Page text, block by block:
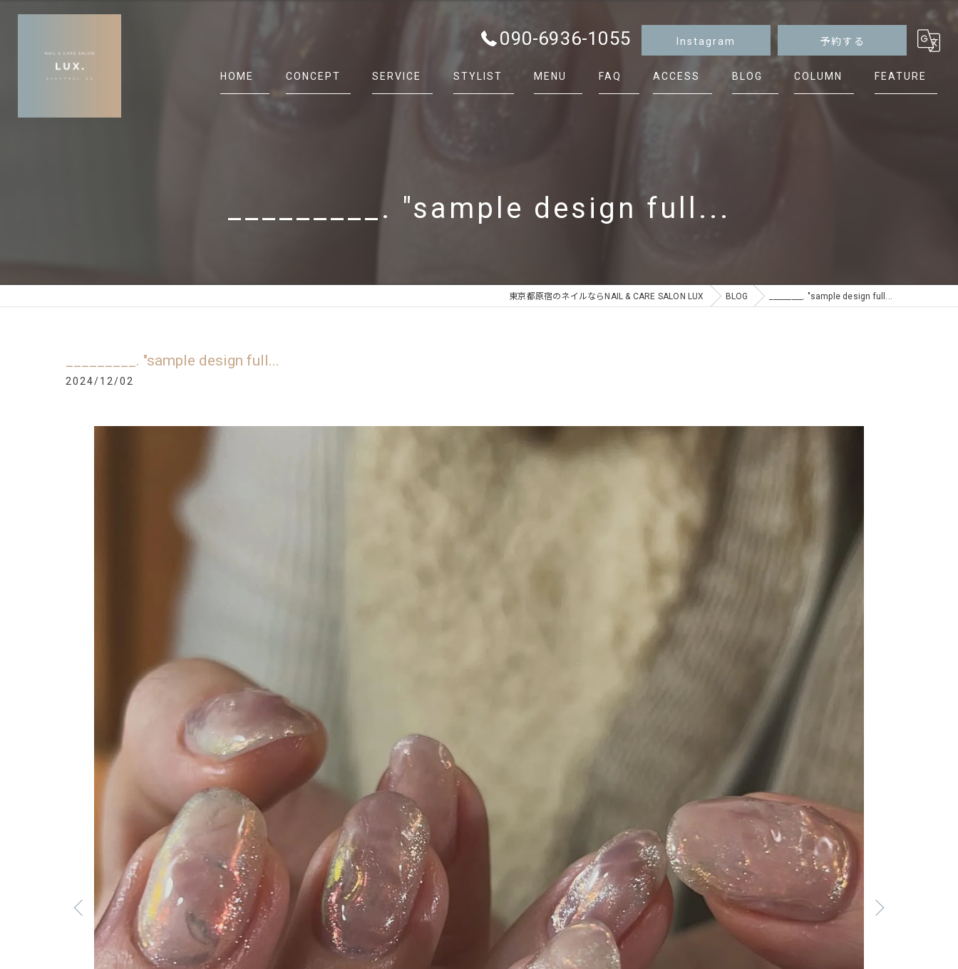
090-6936-1055 Instagram 予約する
HOME CONCEPT SERVICE STYLIST MENU FAQ ACCESS BLOG COLUMN FEATURE
_________. "sample design full...
東京都原宿のネイルならNAIL & CARE SALON LUX BLOG _________. "sample design full...
_________. "sample design full...
2024/12/02